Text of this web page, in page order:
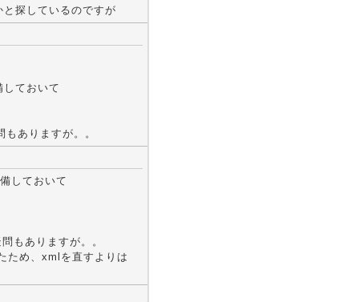
探しているのですが
ておいて
ありますが。。
しておいて
もありますが。。
ため、xmlを直すよりは